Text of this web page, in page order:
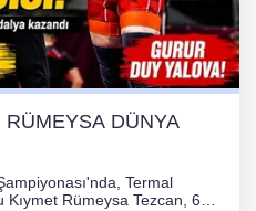
İçin Umut Seferberliği
DÜNYA
Termal
Rümeysa Tezcan, 69